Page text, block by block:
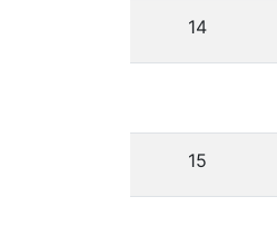
14
15